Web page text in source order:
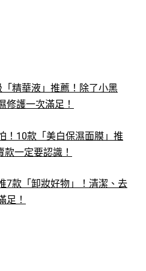
精華液」推薦！除了小黑
修護一次滿足！
！10款「美白保濕面膜」推
款一定要認識！
7款「卸妝好物」！清潔、去
足！